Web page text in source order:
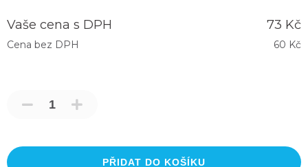
Vaše cena s DPH 73 Kč
Cena bez DPH 60 Kč
PŘIDAT DO KOŠÍKU